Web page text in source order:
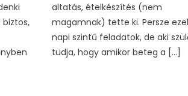
biztos,
altatás, ételkészítés (nem
magamnak) tette ki. Persze
napi szintű feladatok, de aki
tudja, hogy amikor beteg a […]